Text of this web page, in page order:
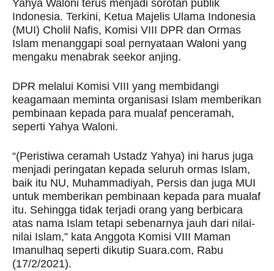
Yahya Waloni terus menjadi sorotan publik
Indonesia. Terkini, Ketua Majelis Ulama Indonesia
(MUI) Cholil Nafis, Komisi VIII DPR dan Ormas
Islam menanggapi soal pernyataan Waloni yang
mengaku menabrak seekor anjing.
DPR melalui Komisi VIII yang membidangi
keagamaan meminta organisasi Islam memberikan
pembinaan kepada para mualaf penceramah,
seperti Yahya Waloni.
“(Peristiwa ceramah Ustadz Yahya) ini harus juga
menjadi peringatan kepada seluruh ormas Islam,
baik itu NU, Muhammadiyah, Persis dan juga MUI
untuk memberikan pembinaan kepada para mualaf
itu. Sehingga tidak terjadi orang yang berbicara
atas nama Islam tetapi sebenarnya jauh dari nilai-
nilai Islam,” kata Anggota Komisi VIII Maman
Imanulhaq seperti dikutip Suara.com, Rabu
(17/2/2021).